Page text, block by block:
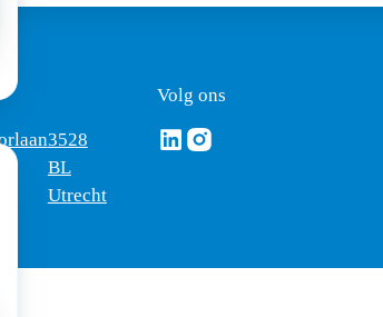
3528
BL
Utrecht
Volg ons
Volg ons via Linkedin
Volg ons via Instagram